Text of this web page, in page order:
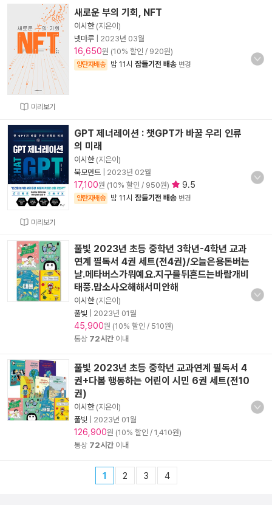
미리보기
새로운 부의 기회, NFT
이시한(지은이)
넷마루
2023년 03월
16,650원 (10% 할인 / 920원)
양탄자배송 밤 11시 잠들기전 배송 변경
미리보기
GPT 제너레이션 : 챗GPT가 바꿀 우리 인류
의 미래
이시한(지은이)
북모먼트
2023년 02월
17,100원 (10% 할인 / 950원) 9.5
양탄자배송 밤 11시 잠들기전 배송 변경
풀빛 2023년 초등 중학년 3학년-4학년 교과
연계 필독서 4권 세트(전4권)/오늘은용돈버는
날.메타버스가뭐예요.지구를뒤흔드는바람개비
태풍.맙소사오해해서미안해
이시한(지은이)
풀빛
2023년 01월
45,900원 (10% 할인 / 510원)
통상 72시간이내
풀빛 2023년 초등 중학년 교과연계 필독서 4
권+다봄 행동하는 어린이 시민 6권 세트(전10
권)
이시한(지은이)
풀빛
2023년 01월
126,900원 (10% 할인 / 1,410원)
통상 72시간이내
1 2 3 4